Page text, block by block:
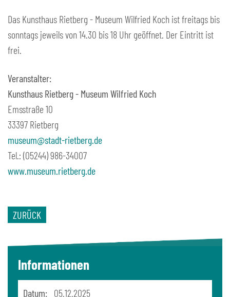
Das Kunsthaus Rietberg - Museum Wilfried Koch ist freitags bis
sonntags jeweils von 14.30 bis 18 Uhr geöffnet. Der Eintritt ist
frei.
Veranstalter:
Kunsthaus Rietberg - Museum Wilfried Koch
Emsstraße 10
33397 Rietberg
museum@stadt-rietberg.de
Tel.: (05244) 986-34007
www.museum.rietberg.de
ZURÜCK
Informationen
Datum: 05.12.2025